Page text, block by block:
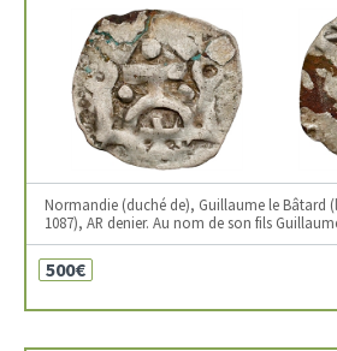
Normandie (duché de), Guillaume le Bâtard
1087), AR denier. Au nom de son fils
500€